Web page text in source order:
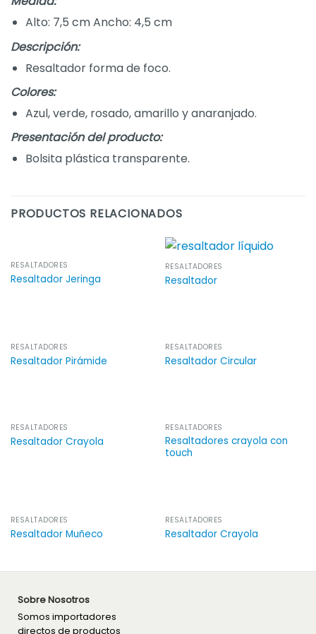
Alto: 7,5 cm Ancho: 4,5 cm
Descripción:
Resaltador forma de foco.
Colores:
Azul, verde, rosado, amarillo y anaranjado.
Presentación del producto:
Bolsita plástica transparente.
PRODUCTOS RELACIONADOS
RESALTADORES
Resaltador Jeringa
RESALTADORES
Resaltador
RESALTADORES
Resaltador Pirámide
RESALTADORES
Resaltador Circular
RESALTADORES
Resaltador Crayola
RESALTADORES
Resaltadores crayola con
touch
RESALTADORES
Resaltador Muñeco
RESALTADORES
Resaltador Crayola
Sobre Nosotros
Somos importadores
directos de productos